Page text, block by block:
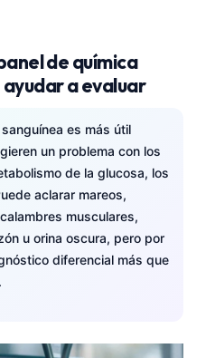
de química
a evaluar
es más útil
un problema con los
de la glucosa, los
aclarar mareos,
musculares,
u orina oscura, pero por
diferencial más que